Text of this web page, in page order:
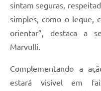
sintam seguras,
simples, como o leque,
orientar”, destaca a
Marvulli.
Complementando a
estará visível em